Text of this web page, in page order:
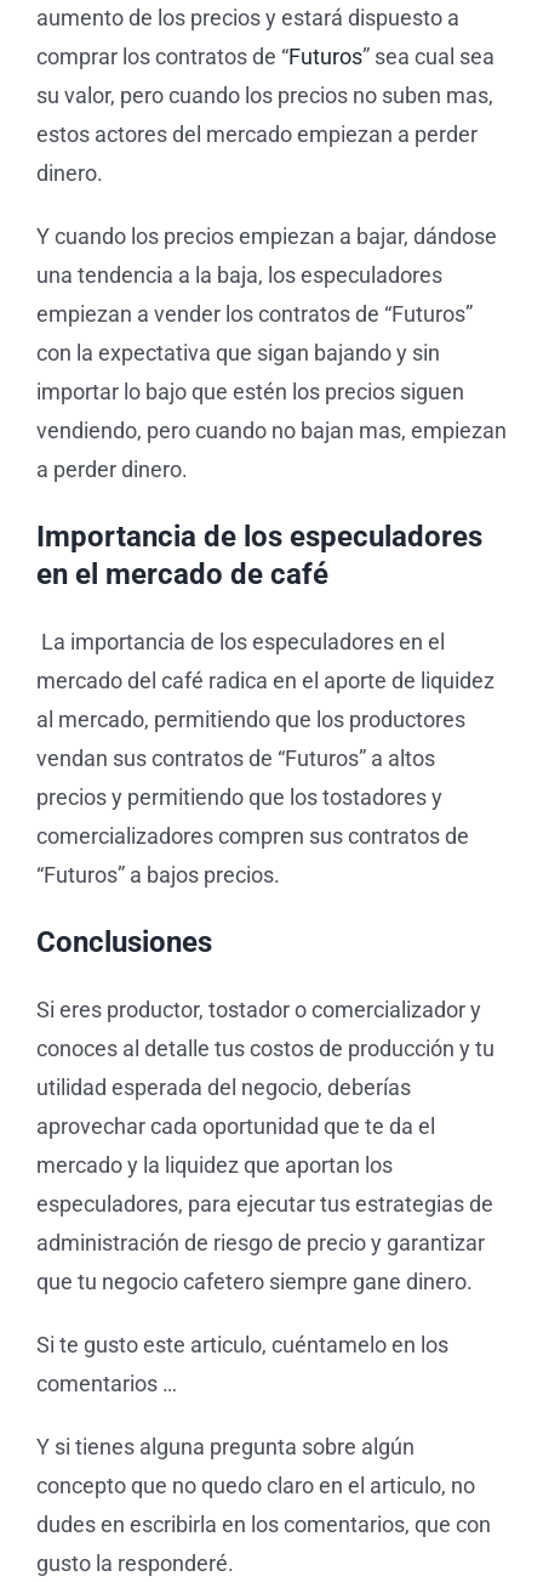
aumento de los precios y estará dispuesto a
comprar los contratos de “Futuros” sea cual sea
su valor, pero cuando los precios no suben mas,
estos actores del mercado empiezan a perder
dinero.
Y cuando los precios empiezan a bajar, dándose
una tendencia a la baja, los especuladores
empiezan a vender los contratos de “Futuros”
con la expectativa que sigan bajando y sin
importar lo bajo que estén los precios siguen
vendiendo, pero cuando no bajan mas, empiezan
a perder dinero.
Importancia de los especuladores
en el mercado de café
La importancia de los especuladores en el
mercado del café radica en el aporte de liquidez
al mercado, permitiendo que los productores
vendan sus contratos de “Futuros” a altos
precios y permitiendo que los tostadores y
comercializadores compren sus contratos de
“Futuros” a bajos precios.
Conclusiones
Si eres productor, tostador o comercializador y
conoces al detalle tus costos de producción y tu
utilidad esperada del negocio, deberías
aprovechar cada oportunidad que te da el
mercado y la liquidez que aportan los
especuladores, para ejecutar tus estrategias de
administración de riesgo de precio y garantizar
que tu negocio cafetero siempre gane dinero.
Si te gusto este articulo, cuéntamelo en los
comentarios …
Y si tienes alguna pregunta sobre algún
concepto que no quedo claro en el articulo, no
dudes en escribirla en los comentarios, que con
gusto la responderé.